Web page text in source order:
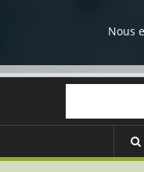
Nous